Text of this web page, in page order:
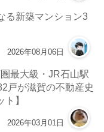
る新築マンション3
2026年08月06日
最大級・JR石山駅
戸が滋賀の不動産史
】
2026年03月01日